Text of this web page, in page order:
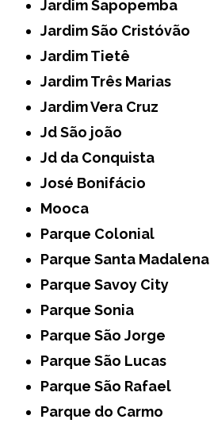
Jardim Sapopemba
Jardim São Cristóvão
Jardim Tietê
Jardim Três Marias
Jardim Vera Cruz
Jd São joão
Jd da Conquista
José Bonifácio
Mooca
Parque Colonial
Parque Santa Madalena
Parque Savoy City
Parque Sonia
Parque São Jorge
Parque São Lucas
Parque São Rafael
Parque do Carmo